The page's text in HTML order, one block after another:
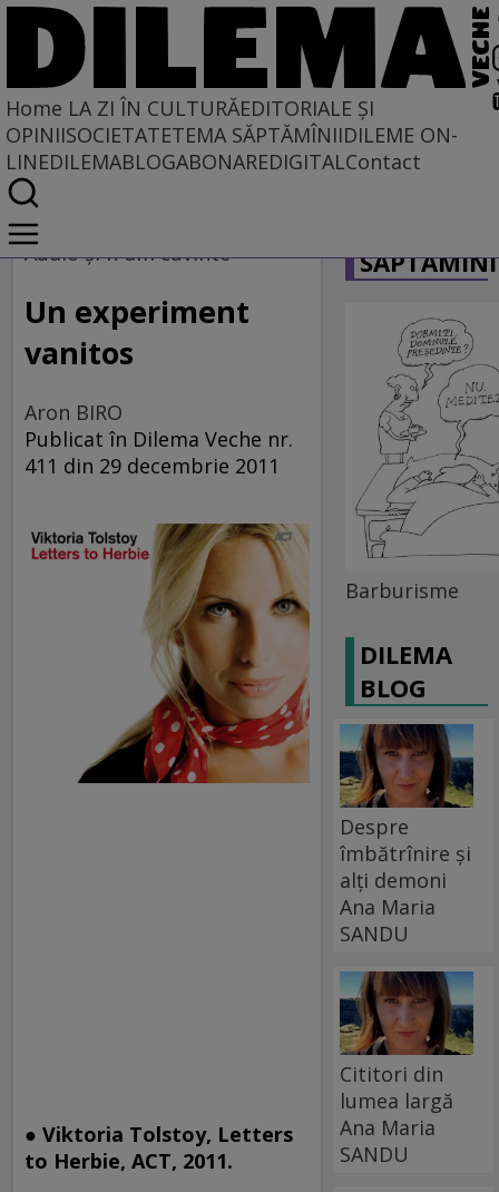
Home LA ZI ÎN CULTURĂEDITORIALE ȘI
OPINIISOCIETATETEMA SĂPTĂMÎNIIDILEME ON-
LINEDILEMABLOGABONAREDIGITALContact
Home
La zi în cultură
MUZICĂ
Audio şi n-am cuvinte
Un experiment
vanitos
Aron BIRO
Publicat în Dilema Veche nr.
411 din 29 decembrie 2011
● Viktoria Tolstoy, Letters
to Herbie, ACT, 2011.
Barburisme
DILEMA
BLOG
Despre
îmbătrînire și
alți demoni
Ana Maria
SANDU
Cititori din
lumea largă
Ana Maria
SANDU